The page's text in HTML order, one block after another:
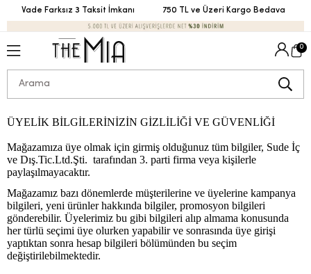
Vade Farksız 3 Taksit İmkanı 750 TL ve Üzeri Kargo Bedava
0
ÜYELİK BİLGİLERİNİZİN GİZLİLİĞİ VE GÜVENLİĞİ
Mağazamıza üye olmak için girmiş olduğunuz tüm bilgiler, Sude İç
ve Dış.Tic.Ltd.Şti. tarafından 3. parti firma veya kişilerle
paylaşılmayacaktır.
Mağazamız bazı dönemlerde müşterilerine ve üyelerine kampanya
bilgileri, yeni ürünler hakkında bilgiler, promosyon bilgileri
gönderebilir. Üyelerimiz bu gibi bilgileri alıp almama konusunda
her türlü seçimi üye olurken yapabilir ve sonrasında üye girişi
yaptıktan sonra hesap bilgileri bölümünden bu seçim
değiştirilebilmektedir.